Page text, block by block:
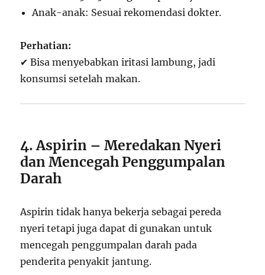
Anak-anak: Sesuai rekomendasi dokter.
Perhatian:
✔ Bisa menyebabkan iritasi lambung, jadi
konsumsi setelah makan.
4. Aspirin – Meredakan Nyeri
dan Mencegah Penggumpalan
Darah
Aspirin tidak hanya bekerja sebagai pereda
nyeri tetapi juga dapat di gunakan untuk
mencegah penggumpalan darah pada
penderita penyakit jantung.